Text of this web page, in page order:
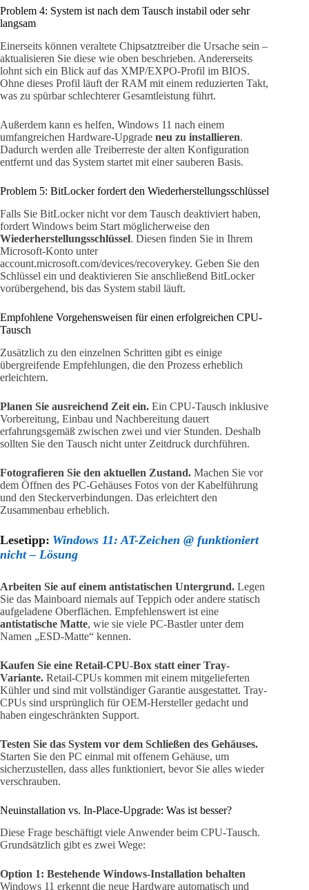
Problem 4: System ist nach dem Tausch instabil oder sehr
langsam
Einerseits können veraltete Chipsatztreiber die Ursache sein –
aktualisieren Sie diese wie oben beschrieben. Andererseits
lohnt sich ein Blick auf das XMP/EXPO-Profil im BIOS.
Ohne dieses Profil läuft der RAM mit einem reduzierten Takt,
was zu spürbar schlechterer Gesamtleistung führt.
Außerdem kann es helfen, Windows 11 nach einem
umfangreichen Hardware-Upgrade neu zu installieren.
Dadurch werden alle Treiberreste der alten Konfiguration
entfernt und das System startet mit einer sauberen Basis.
Problem 5: BitLocker fordert den Wiederherstellungsschlüssel
Falls Sie BitLocker nicht vor dem Tausch deaktiviert haben,
fordert Windows beim Start möglicherweise den
Wiederherstellungsschlüssel. Diesen finden Sie in Ihrem
Microsoft-Konto unter
account.microsoft.com/devices/recoverykey. Geben Sie den
Schlüssel ein und deaktivieren Sie anschließend BitLocker
vorübergehend, bis das System stabil läuft.
Empfohlene Vorgehensweisen für einen erfolgreichen CPU-
Tausch
Zusätzlich zu den einzelnen Schritten gibt es einige
übergreifende Empfehlungen, die den Prozess erheblich
erleichtern.
Planen Sie ausreichend Zeit ein. Ein CPU-Tausch inklusive
Vorbereitung, Einbau und Nachbereitung dauert
erfahrungsgemäß zwischen zwei und vier Stunden. Deshalb
sollten Sie den Tausch nicht unter Zeitdruck durchführen.
Fotografieren Sie den aktuellen Zustand. Machen Sie vor
dem Öffnen des PC-Gehäuses Fotos von der Kabelführung
und den Steckerverbindungen. Das erleichtert den
Zusammenbau erheblich.
Lesetipp: Windows 11: AT-Zeichen @ funktioniert
nicht – Lösung
Arbeiten Sie auf einem antistatischen Untergrund. Legen
Sie das Mainboard niemals auf Teppich oder andere statisch
aufgeladene Oberflächen. Empfehlenswert ist eine
antistatische Matte, wie sie viele PC-Bastler unter dem
Namen „ESD-Matte“ kennen.
Kaufen Sie eine Retail-CPU-Box statt einer Tray-
Variante. Retail-CPUs kommen mit einem mitgelieferten
Kühler und sind mit vollständiger Garantie ausgestattet. Tray-
CPUs sind ursprünglich für OEM-Hersteller gedacht und
haben eingeschränkten Support.
Testen Sie das System vor dem Schließen des Gehäuses.
Starten Sie den PC einmal mit offenem Gehäuse, um
sicherzustellen, dass alles funktioniert, bevor Sie alles wieder
verschrauben.
Neuinstallation vs. In-Place-Upgrade: Was ist besser?
Diese Frage beschäftigt viele Anwender beim CPU-Tausch.
Grundsätzlich gibt es zwei Wege:
Option 1: Bestehende Windows-Installation behalten
Windows 11 erkennt die neue Hardware automatisch und